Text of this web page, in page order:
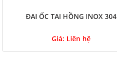
ĐAI ỐC TAI HỒNG INOX 304
Giá: Liên hệ